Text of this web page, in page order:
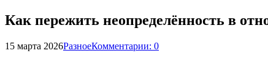
Как пережить неопределённость в
15 марта 2026РазноеКомментарии: 0